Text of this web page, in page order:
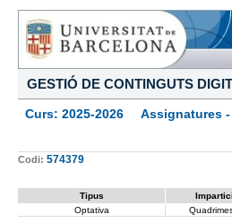
GESTIÓ DE CONTINGUTS
Curs: 2025-2026 Assignatures -
Codi: 574379
Tipus
Optativa